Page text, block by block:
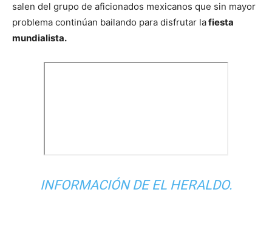
salen del grupo de aficionados mexicanos que sin mayor
problema continúan bailando para disfrutar lafiesta
mundialista.
INFORMACIÓN DE EL HERALDO.